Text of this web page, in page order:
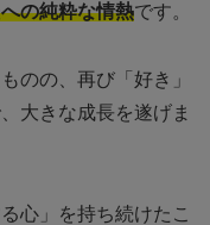
の純粋な情熱です。
のの、再び「好き」
大きな成長を遂げま
心」を持ち続けたこ